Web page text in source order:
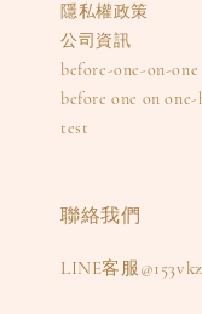
隱私權政策
公司資訊
before-one-on-one
before one on
test
聯絡我們
LINE客服